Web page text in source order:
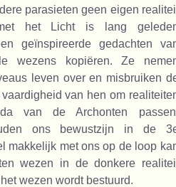
parasieten geen eigen
het Licht is lang
geïnspireerde gedachten
wezens kopiëren. Ze
leven over en misbruiken
van hen om
van de Archonten
ons bewustzijn in de
makkelijk met ons op de loop
wezen in de donkere
wezen wordt bestuurd.